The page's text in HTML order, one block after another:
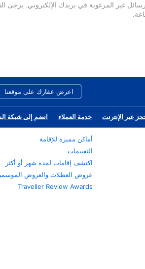
اعرض عقارك على موقعنا
عبر الإنترنت خدمة العملاء انضم إلى شبكة
أماكن مميزة للإقامة
التقييمات
اكتشف إقامات لمدة شهر أو أكثر
عروض العطلات والعروض
Traveller Review Awards